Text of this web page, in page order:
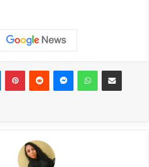
LinkedInPinterestReddit MessengerWhatsAppCompartir vía correo